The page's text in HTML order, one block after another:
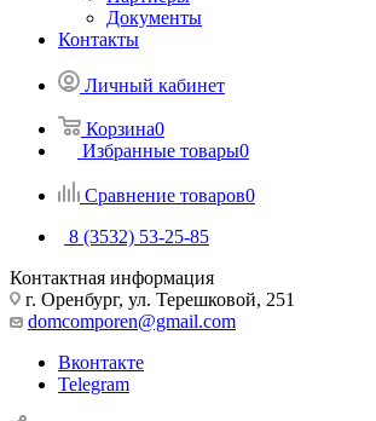
Документы
Контакты
Личный кабинет
Корзина0
Избранные товары0
Сравнение товаров0
8 (3532) 53-25-85
Контактная информация
г. Оренбург, ул. Терешковой, 251
domcomporen@gmail.com
Вконтакте
Telegram